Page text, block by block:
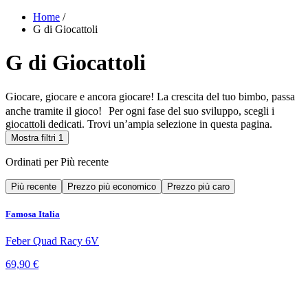
Home /
G di Giocattoli
G di Giocattoli
Giocare, giocare e ancora giocare! La crescita del tuo bimbo, passa
anche tramite il gioco! Per ogni fase del suo sviluppo, scegli i
giocattoli dedicati. Trovi un’ampia selezione in questa pagina.
Mostra filtri 1
Ordinati perPiù recente
Più recente Prezzo più economico Prezzo più caro
Famosa Italia
Feber Quad Racy 6V
69,90 €